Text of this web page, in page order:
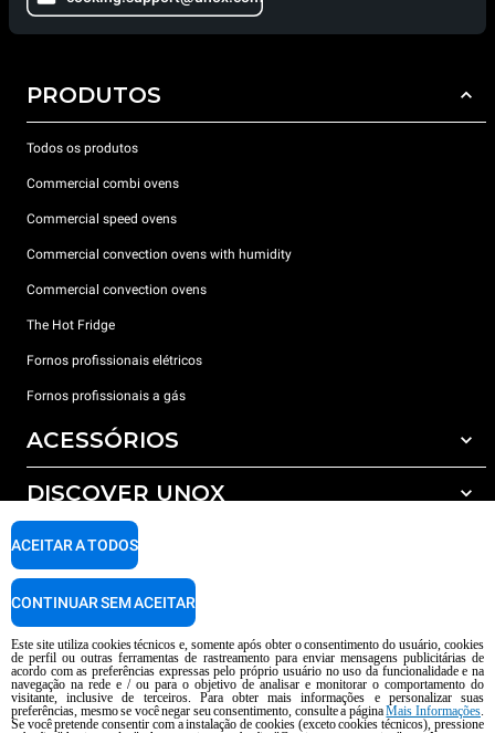
PRODUTOS
Todos os produtos
Commercial combi ovens
Commercial speed ovens
Commercial convection ovens with humidity
Commercial convection ovens
The Hot Fridge
Fornos profissionais elétricos
Fornos profissionais a gás
ACESSÓRIOS
Todos os acessórios
Detergents for automatic washing
Detergents for manual washing
Water treatment with resin filters
DISCOVER UNOX
Os nossos escritórios no mundo
SUPPORT
Garantia Unox
Encontre os Centros Service
copyright 2026 UNOX S.p.A. Todos os direitos reservados. Reg. Imp Pádua nº
AI Content Disclaimer Privacy policy Cookie policy
Este site utiliza cookies técnicos e, somente após obter o consentimento do usuário, cookies
de perfil ou outras ferramentas de rastreamento para enviar mensagens publicitárias de
acordo com as preferências expressas pelo próprio usuário no uso da funcionalidade e na
navegação na rede e / ou para o objetivo de analisar e monitorar o comportamento do
visitante, inclusive de terceiros. Para obter mais informações e personalizar suas
preferências, mesmo se você negar seu consentimento, consulte a páginaMais Informações.
Se você pretende consentir com a instalação de cookies (exceto cookies técnicos), pressione
ACEITAR A TODOS
CONTINUAR SEM ACEITAR